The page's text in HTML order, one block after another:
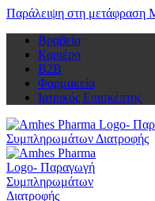
Παράλειψη στη μετάφραση
Βραβεία
Καριέρα
Β2Β
Φαρμακεία
Ιατρικός Επισκέπτης